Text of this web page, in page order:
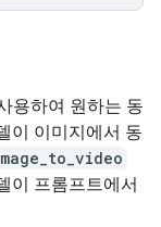
용하여 원하는 동
이 이미지에서 동
이 프롬프트에서